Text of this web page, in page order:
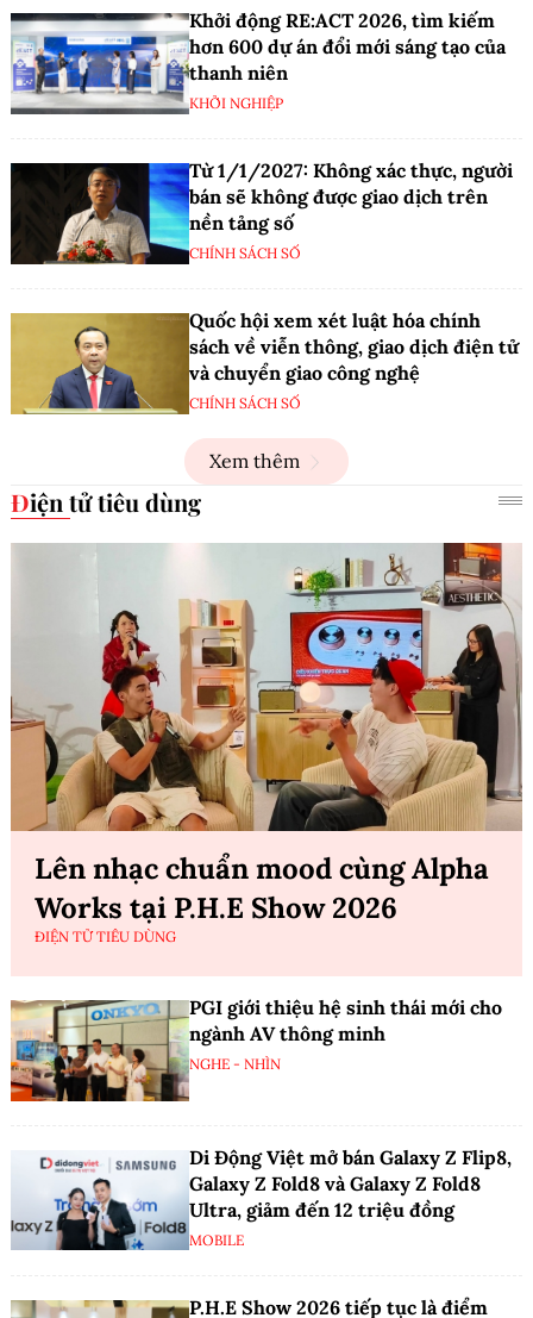
Khởi động RE:ACT 2026, tìm kiếm
hơn 600 dự án đổi mới sáng tạo của
thanh niên
KHỞI NGHIỆP
Từ 1/1/2027: Không xác thực, người
bán sẽ không được giao dịch trên
nền tảng số
CHÍNH SÁCH SỐ
Quốc hội xem xét luật hóa chính
sách về viễn thông, giao dịch điện tử
và chuyển giao công nghệ
CHÍNH SÁCH SỐ
Xem thêm
Điện tử tiêu dùng
Lên nhạc chuẩn mood cùng Alpha
Works tại P.H.E Show 2026
ĐIỆN TỬ TIÊU DÙNG
PGI giới thiệu hệ sinh thái mới cho
ngành AV thông minh
NGHE - NHÌN
Di Động Việt mở bán Galaxy Z Flip8,
Galaxy Z Fold8 và Galaxy Z Fold8
Ultra, giảm đến 12 triệu đồng
MOBILE
P.H.E Show 2026 tiếp tục là điểm